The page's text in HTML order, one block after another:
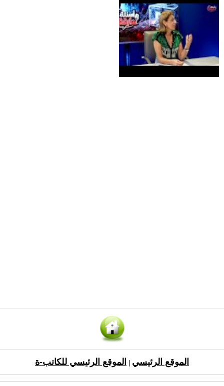
الموقع الرئيسي الموقع الرئيسي للكاتب-ة